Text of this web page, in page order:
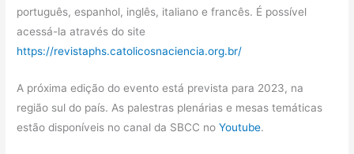
português, espanhol, inglês, italiano e francês. É possível
acessá-la através do site
https://revistaphs.catolicosnaciencia.org.br/
A próxima edição do evento está prevista para 2023, na
região sul do país. As palestras plenárias e mesas temáticas
estão disponíveis no canal da SBCC noYoutube.